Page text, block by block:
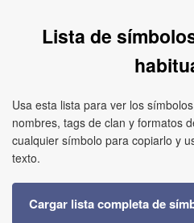
Lista de
Usa esta lista para ver los
nombres, tags de clan y formatos
cualquier símbolo para copiarlo y
texto.
Cargar lista completa de